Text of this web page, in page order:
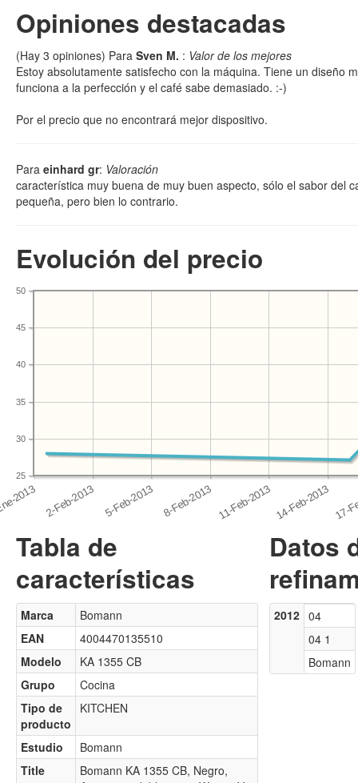
Opiniones destacadas
(Hay 3 opiniones) Para Sven M. : Valor de los mejores
Estoy absolutamente satisfecho con la máquina. Tiene un diseño
funciona a la perfección y el café sabe demasiado. :-)
Por el precio que no encontrará mejor dispositivo.
Para einhard gr: Valoración
característica muy buena de muy buen aspecto, sólo el sabor del
pequeña, pero bien lo contrario.
Evolución del precio
25
30
35
40
45
50
Tabla de
características
Marca
Bomann
EAN
4004470135510
Modelo
KA 1355 CB
Grupo
Cocina
Tipo de
producto
KITCHEN
Estudio
Bomann
Title
Bomann KA 1355 CB, Negro,
Datos
2012 04
04 1
Bomann